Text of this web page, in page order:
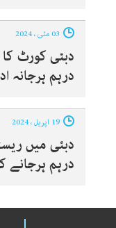
درہم ہرجانہ
دبئی میں
درہم ہرجانے